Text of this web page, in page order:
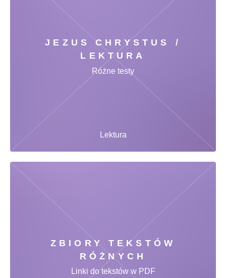
JEZUS CHRYSTUS /
LEKTURA
Lektura
Różne testy
ZBIORY TEKSTÓW
RÓŻNYCH
Linki do tekstów w PDF